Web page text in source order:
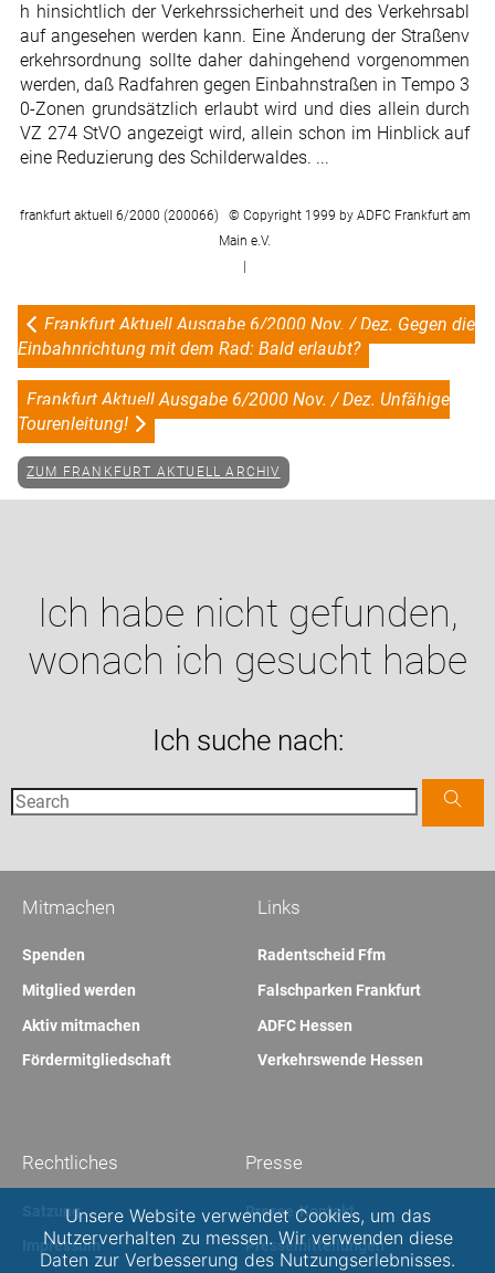
h hinsichtlich der Verkehrssicherheit und des Verkehrsabl
auf angesehen werden kann. Eine Änderung der Straßenv
erkehrsordnung sollte daher dahingehend vorgenommen
werden, daß Radfahren gegen Einbahnstraßen in Tempo 3
0-Zonen grundsätzlich erlaubt wird und dies allein durch
VZ 274 StVO angezeigt wird, allein schon im Hinblick auf
eine Reduzierung des Schilderwaldes. ...
frankfurt aktuell 6/2000 (200066) © Copyright 1999 by ADFC Frankfurt am
Main e.V.
Frankfurt Aktuell Ausgabe 6/2000 Nov. / Dez. Gegen die
Einbahnrichtung mit dem Rad: Bald erlaubt?
Frankfurt Aktuell Ausgabe 6/2000 Nov. / Dez. Unfähige
Tourenleitung!
ZUM FRANKFURT AKTUELL ARCHIV
Ich habe nicht gefunden,
wonach ich gesucht habe
Ich suche nach:
Links
Radentscheid Ffm
Falschparken Frankfurt
ADFC Hessen
Verkehrswende Hessen
Mitmachen
Spenden
Mitglied werden
Aktiv mitmachen
Fördermitgliedschaft
Presse
Presse-Kontakt
Pressemitteilungen
Rechtliches
Satzung
Impressum
Unsere Website verwendet Cookies, um das
Nutzerverhalten zu messen. Wir verwenden diese
Daten zur Verbesserung des Nutzungserlebnisses.